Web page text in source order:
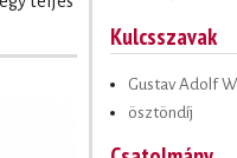
Kulcsszavak
Gustav Adolf
ösztöndíj